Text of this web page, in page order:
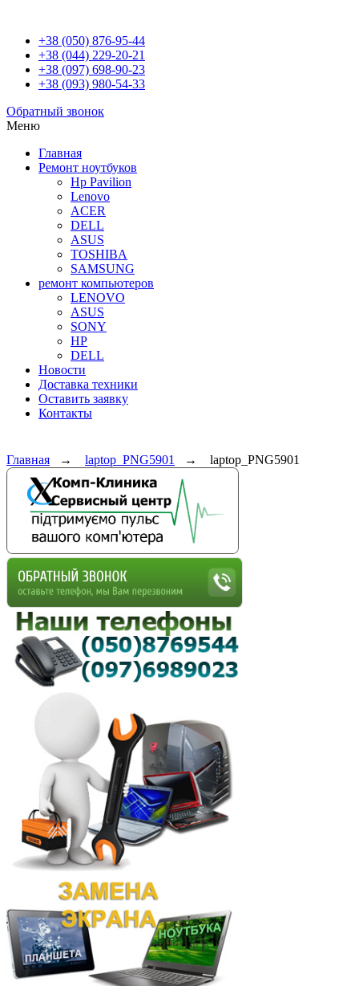
+38 (050) 876-95-44
+38 (044) 229-20-21
+38 (097) 698-90-23
+38 (093) 980-54-33
Обратный звонок
Меню
Главная
Ремонт ноутбуков
Hp Pavilion
Lenovo
ACER
DELL
ASUS
TOSHIBA
SAMSUNG
ремонт компьютеров
LENOVO
ASUS
SONY
HP
DELL
Новости
Доставка техники
Оставить заявку
Контакты
Главная → laptop_PNG5901 → laptop_PNG5901